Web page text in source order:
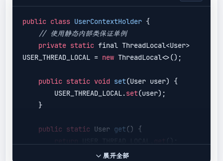
public class UserContextHolder {
// 使用静态内部类保证单例
private static final ThreadLocal<User>
USER_THREAD_LOCAL = new ThreadLocal<>();
public static void set(User user) {
        USER_THREAD_LOCAL.
set(user);
public static User get() {
return
get ();
展开全部